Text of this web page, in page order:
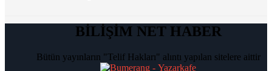
BİLİŞİM NET HABER
Bütün yayınların "Telif Hakları" alıntı yapılan sitelere aittir